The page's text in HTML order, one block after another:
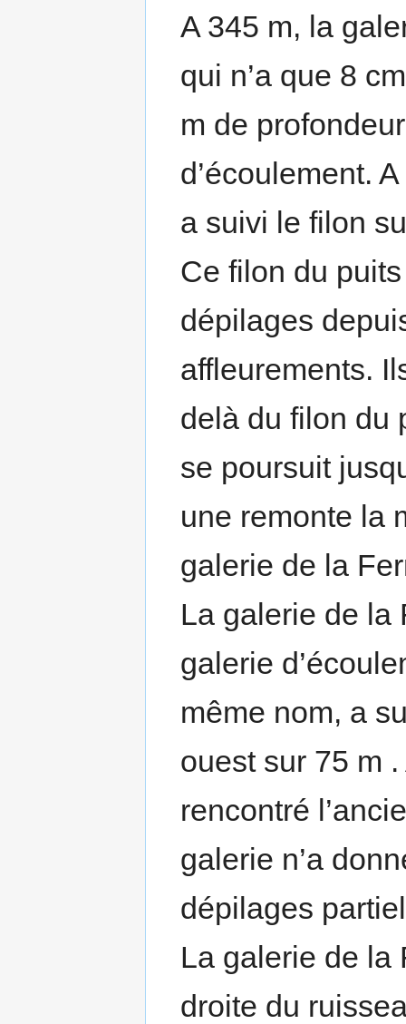
A 345 m, la
qui n’a que 8
m de
d’écoulement.
a suivi le filon
Ce filon du
dépilages
affleurements.
delà du filon du
se poursuit
une remonte la
galerie de la
La galerie de la
galerie
même nom, a
ouest sur 75 m
rencontré
galerie n’a
dépilages
La galerie de la
droite du